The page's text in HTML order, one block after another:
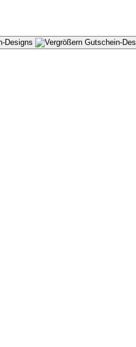
Gutschein-